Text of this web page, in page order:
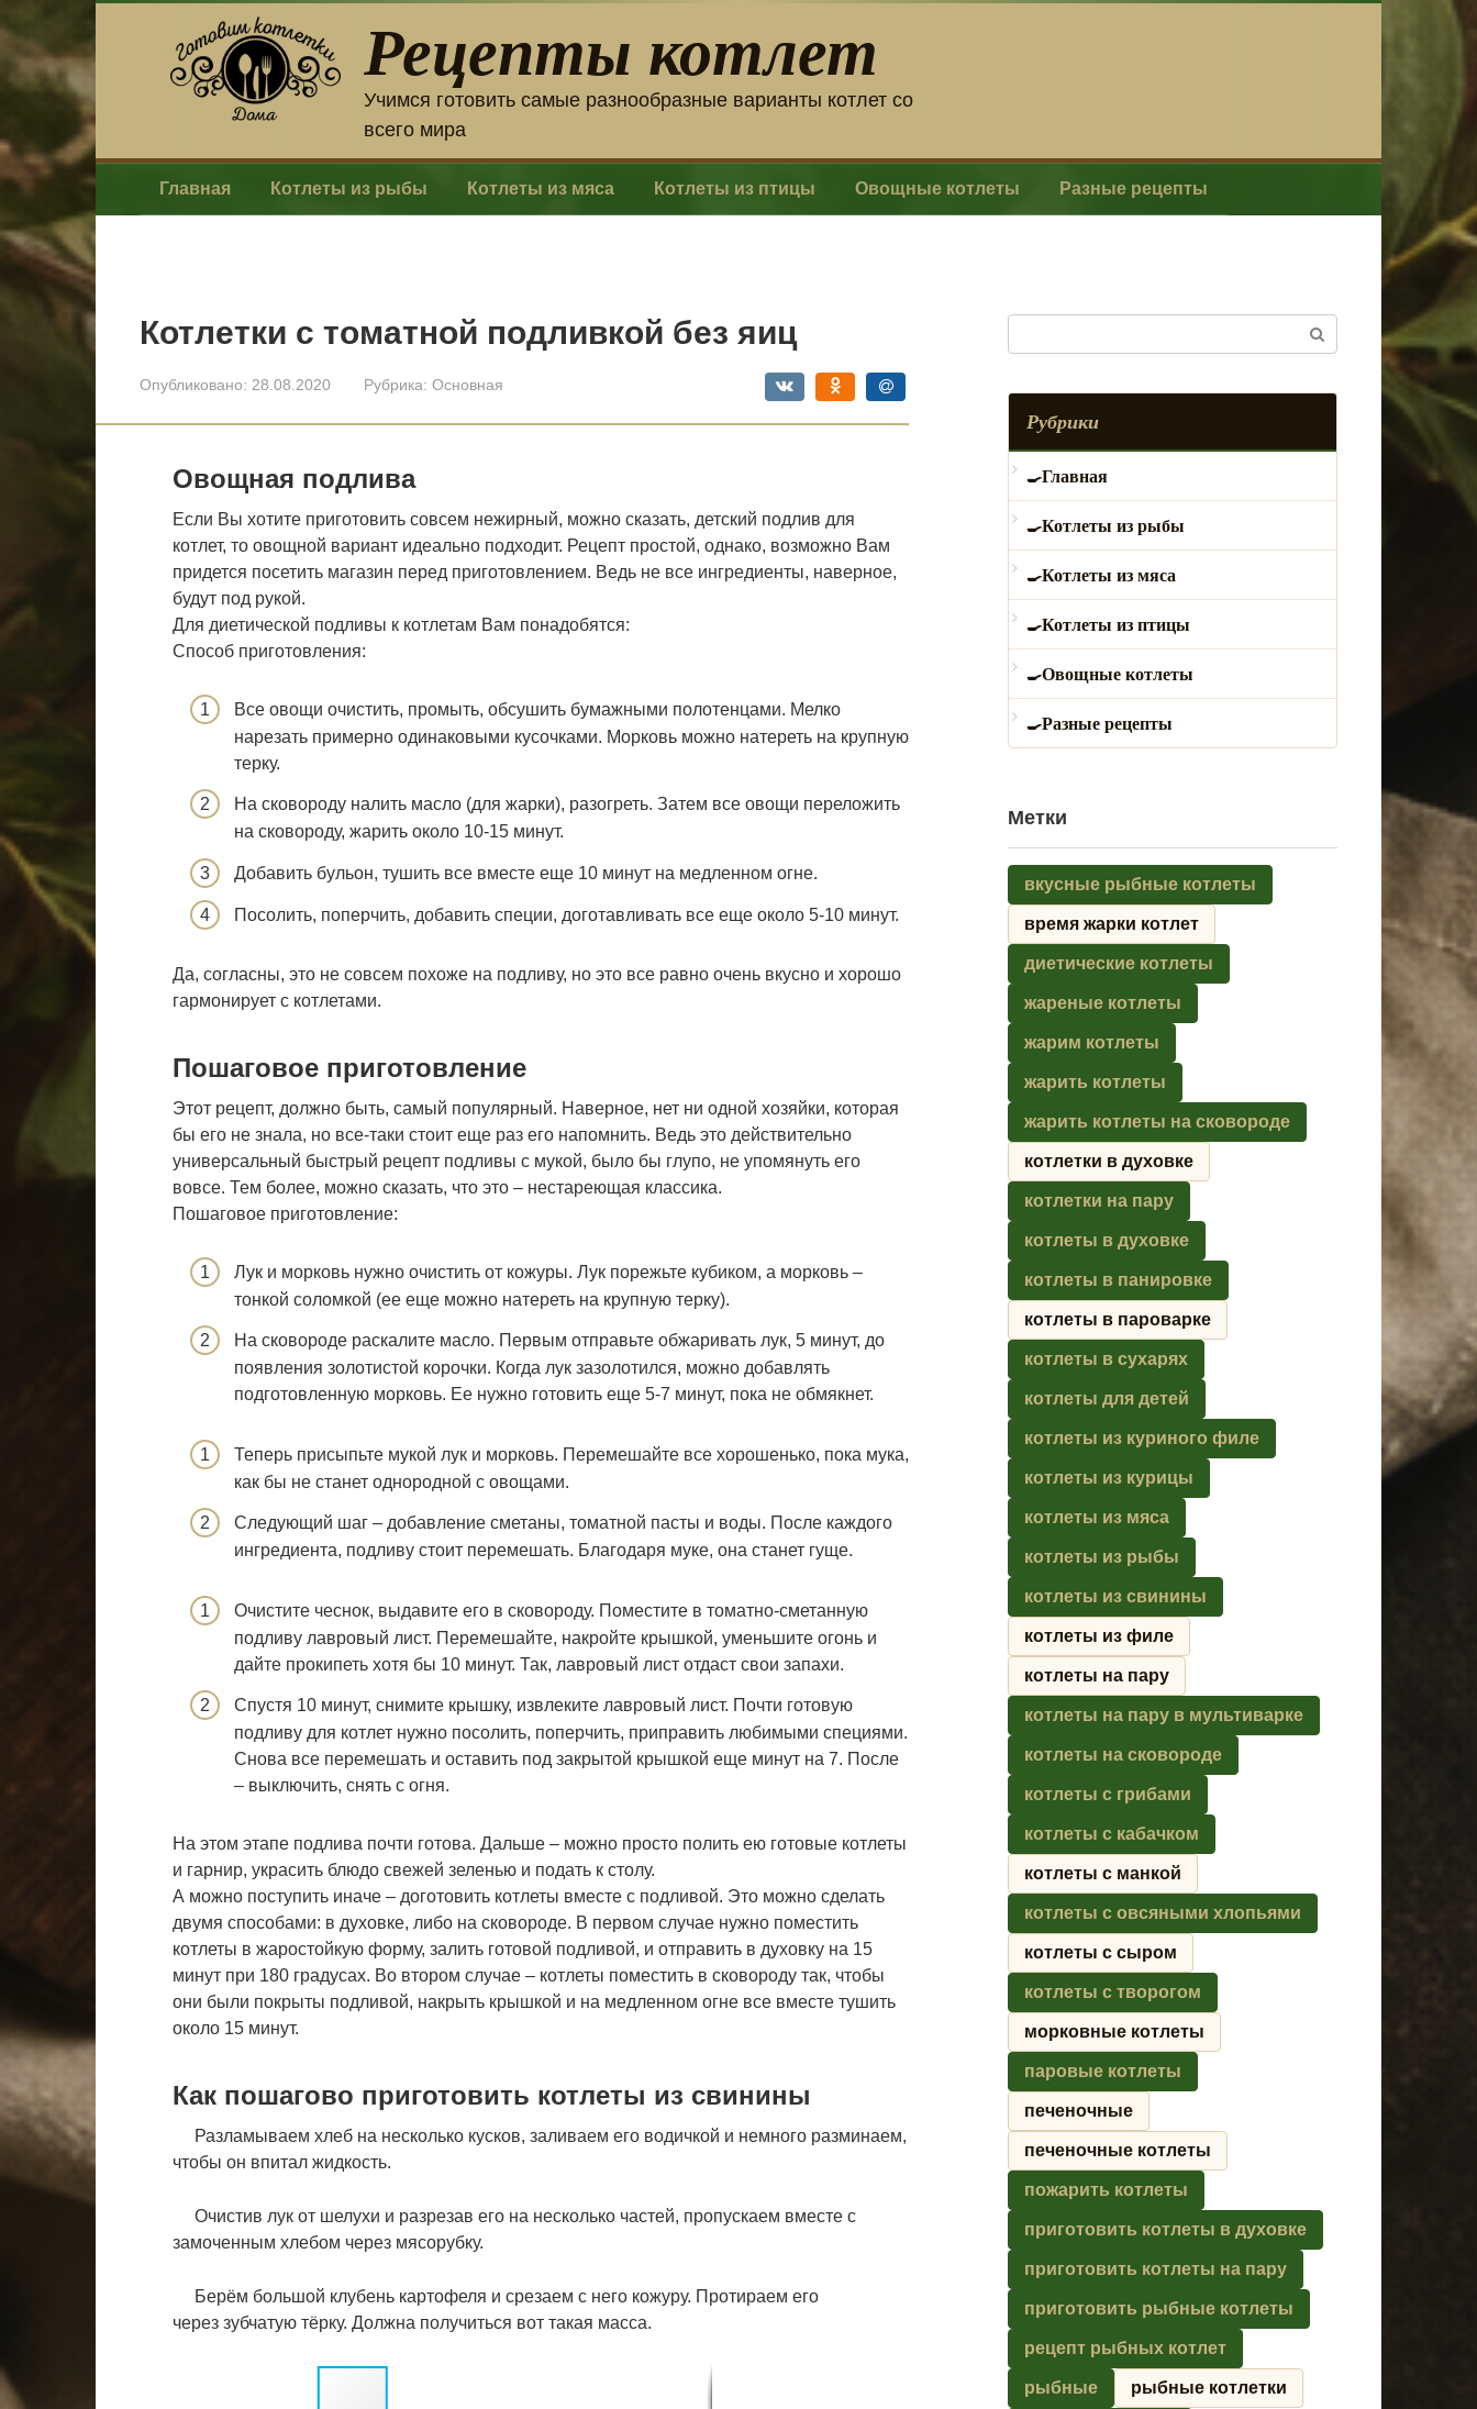
контенту
Рецепты котлет
Учимся готовить самые разнообразные варианты котлет со
всего мира
Главная Котлеты из рыбы Котлеты из мяса Котлеты из птицы Овощные котлеты Разные рецепты
Котлетки с томатной подливкой без яиц
Опубликовано: 28.08.2020 Рубрика: Основная
Овощная подлива
Если Вы хотите приготовить совсем нежирный, можно сказать, детский подлив для
котлет, то овощной вариант идеально подходит. Рецепт простой, однако, возможно Вам
придется посетить магазин перед приготовлением. Ведь не все ингредиенты, наверное,
будут под рукой.
Для диетической подливы к котлетам Вам понадобятся:
Способ приготовления:
Все овощи очистить, промыть, обсушить бумажными полотенцами. Мелко
нарезать примерно одинаковыми кусочками. Морковь можно натереть на крупную
терку.
На сковороду налить масло (для жарки), разогреть. Затем все овощи переложить
на сковороду, жарить около 10-15 минут.
Добавить бульон, тушить все вместе еще 10 минут на медленном огне.
Посолить, поперчить, добавить специи, доготавливать все еще около 5-10 минут.
Да, согласны, это не совсем похоже на подливу, но это все равно очень вкусно и хорошо
гармонирует с котлетами.
Пошаговое приготовление
Этот рецепт, должно быть, самый популярный. Наверное, нет ни одной хозяйки, которая
бы его не знала, но все-таки стоит еще раз его напомнить. Ведь это действительно
универсальный быстрый рецепт подливы с мукой, было бы глупо, не упомянуть его
вовсе. Тем более, можно сказать, что это – нестареющая классика.
Пошаговое приготовление:
Лук и морковь нужно очистить от кожуры. Лук порежьте кубиком, а морковь –
тонкой соломкой (ее еще можно натереть на крупную терку).
На сковороде раскалите масло. Первым отправьте обжаривать лук, 5 минут, до
появления золотистой корочки. Когда лук зазолотился, можно добавлять
подготовленную морковь. Ее нужно готовить еще 5-7 минут, пока не обмякнет.
Теперь присыпьте мукой лук и морковь. Перемешайте все хорошенько, пока мука,
как бы не станет однородной с овощами.
Следующий шаг – добавление сметаны, томатной пасты и воды. После каждого
ингредиента, подливу стоит перемешать. Благодаря муке, она станет гуще.
Очистите чеснок, выдавите его в сковороду. Поместите в томатно-сметанную
подливу лавровый лист. Перемешайте, накройте крышкой, уменьшите огонь и
дайте прокипеть хотя бы 10 минут. Так, лавровый лист отдаст свои запахи.
Спустя 10 минут, снимите крышку, извлеките лавровый лист. Почти готовую
подливу для котлет нужно посолить, поперчить, приправить любимыми специями.
Снова все перемешать и оставить под закрытой крышкой еще минут на 7. После
– выключить, снять с огня.
На этом этапе подлива почти готова. Дальше – можно просто полить ею готовые котлеты
и гарнир, украсить блюдо свежей зеленью и подать к столу.
А можно поступить иначе – доготовить котлеты вместе с подливой. Это можно сделать
двумя способами: в духовке, либо на сковороде. В первом случае нужно поместить
котлеты в жаростойкую форму, залить готовой подливой, и отправить в духовку на 15
минут при 180 градусах. Во втором случае – котлеты поместить в сковороду так, чтобы
они были покрыты подливой, накрыть крышкой и на медленном огне все вместе тушить
около 15 минут.
Как пошагово приготовить котлеты из свинины
Разламываем хлеб на несколько кусков, заливаем его водичкой и немного разминаем,
чтобы он впитал жидкость.
Очистив лук от шелухи и разрезав его на несколько частей, пропускаем вместе с
замоченным хлебом через мясорубку.
Берём большой клубень картофеля и срезаем с него кожуру. Протираем его
через зубчатую тёрку. Должна получиться вот такая масса.
Рубрики
Главная
Котлеты из рыбы
Котлеты из мяса
Котлеты из птицы
Овощные котлеты
Разные рецепты
Метки
вкусные рыбные котлеты
время жарки котлет
диетические котлеты
жареные котлеты
жарим котлеты
жарить котлеты
жарить котлеты на сковороде
котлетки в духовке
котлетки на пару
котлеты в духовке
котлеты в панировке
котлеты в пароварке
котлеты в сухарях
котлеты для детей
котлеты из куриного филе
котлеты из курицы
котлеты из мяса
котлеты из рыбы
котлеты из свинины
котлеты из филе
котлеты на пару
котлеты на пару в мультиварке
котлеты на сковороде
котлеты с грибами
котлеты с кабачком
котлеты с манкой
котлеты с овсяными хлопьями
котлеты с сыром
котлеты с творогом
морковные котлеты
паровые котлеты
печеночные
печеночные котлеты
пожарить котлеты
приготовить котлеты в духовке
приготовить котлеты на пару
приготовить рыбные котлеты
рецепт рыбных котлет
рыбные рыбные котлетки